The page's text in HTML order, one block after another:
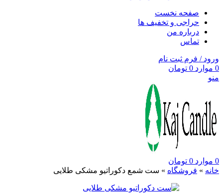
صفحه نخست
حراجی و تخفیف ها
درباره من
تماس
ورود / فرم ثبت نام
0 موارد 0 تومان
منو
0 موارد 0 تومان
خانه » فروشگاه » ست شمع دکوراتیو مشکی طلایی